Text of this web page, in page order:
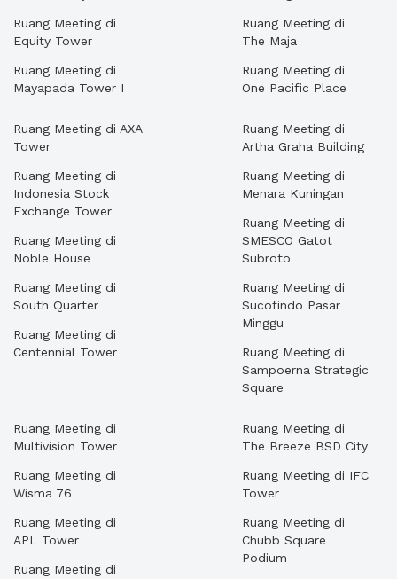
Ruang Meeting di
Equity Tower
Ruang Meeting di
Mayapada Tower I
Ruang Meeting di
The Maja
Ruang Meeting di
One Pacific Place
Ruang Meeting di AXA
Tower
Ruang Meeting di
Indonesia Stock
Exchange Tower
Ruang Meeting di
Noble House
Ruang Meeting di
South Quarter
Ruang Meeting di
Centennial Tower
Ruang Meeting di
Artha Graha Building
Ruang Meeting di
Menara Kuningan
Ruang Meeting di
SMESCO Gatot
Subroto
Ruang Meeting di
Sucofindo Pasar
Minggu
Ruang Meeting di
Sampoerna Strategic
Square
Ruang Meeting di
Multivision Tower
Ruang Meeting di
Wisma 76
Ruang Meeting di
APL Tower
Ruang Meeting di
Ruang Meeting di
The Breeze BSD City
Ruang Meeting di IFC
Tower
Ruang Meeting di
Chubb Square
Podium